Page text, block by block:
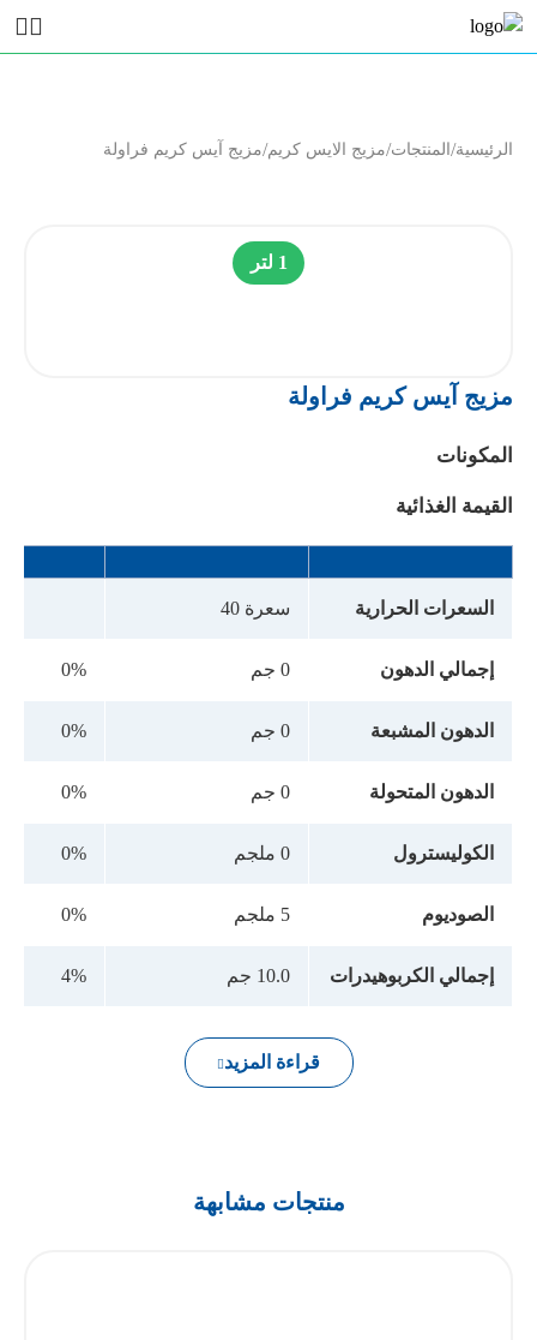
الرئيسية/ المنتجات/مزيج الايس كريم/مزيج آيس كريم فراولة
1 لتر
مزيج آيس كريم فراولة
المكونات
القيمة الغذائية
السعرات الحرارية سعرة 40
إجمالي الدهون 0 جم 0%
الدهون المشبعة 0 جم 0%
الدهون المتحولة 0 جم 0%
الكوليسترول 0 ملجم 0%
الصوديوم 5 ملجم 0%
إجمالي الكربوهيدرات 10.0 جم 4%
قراءة المزيد
منتجات مشابهة